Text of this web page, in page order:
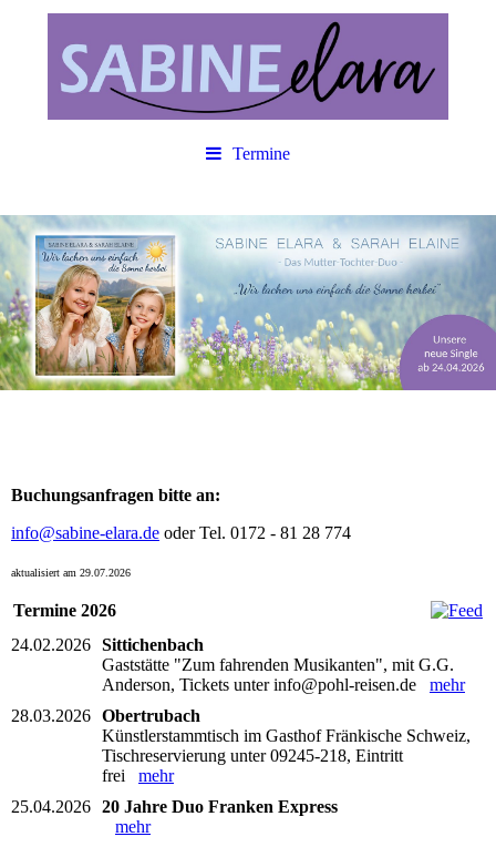
Termine
Buchungsanfragen bitte an:
info@sabine-elara.de oder Tel. 0172 - 81 28 774
aktualisiert am 29.07.2026
Termine 2026
24.02.2026 Sittichenbach
Gaststätte "Zum fahrenden Musikanten", mit G.G.
Anderson, Tickets unter info@pohl-reisen.de mehr
28.03.2026 Obertrubach
Künstlerstammtisch im Gasthof Fränkische Schweiz,
Tischreservierung unter 09245-218, Eintritt
frei mehr
25.04.2026 20 Jahre Duo Franken Express
mehr